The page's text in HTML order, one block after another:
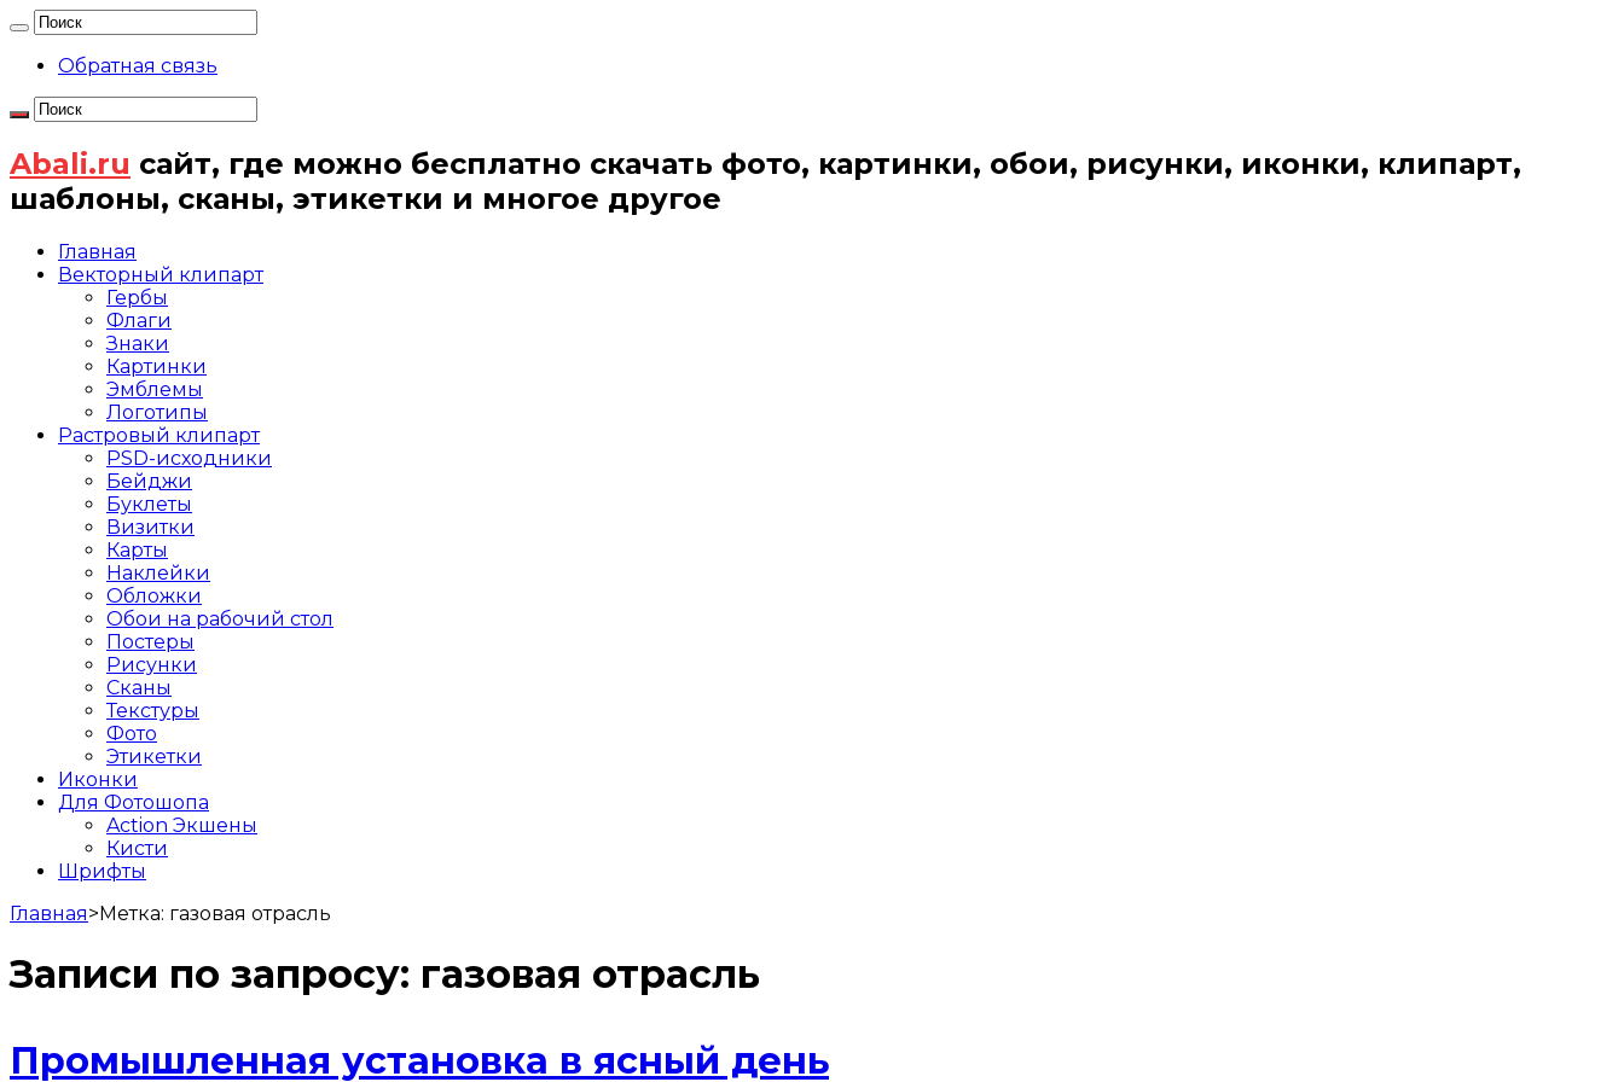
Обратная связь
Abali.ru сайт, где можно бесплатно скачать фото, картинки, обои, рисунки, иконки, клипарт,
шаблоны, сканы, этикетки и многое другое
Главная
Векторный клипарт
Гербы
Флаги
Знаки
Картинки
Эмблемы
Логотипы
Растровый клипарт
PSD-исходники
Бейджи
Буклеты
Визитки
Карты
Наклейки
Обложки
Обои на рабочий стол
Постеры
Рисунки
Сканы
Текстуры
Фото
Этикетки
Иконки
Для Фотошопа
Action Экшены
Кисти
Шрифты
Главная>Метка: газовая отрасль
Записи по запросу: газовая отрасль
Промышленная установка в ясный день